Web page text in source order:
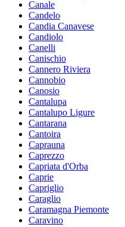
Canale
Candelo
Candia Canavese
Candiolo
Canelli
Canischio
Cannero Riviera
Cannobio
Canosio
Cantalupa
Cantalupo Ligure
Cantarana
Cantoira
Caprauna
Caprezzo
Capriata d'Orba
Caprie
Capriglio
Caraglio
Caramagna Piemonte
Caravino